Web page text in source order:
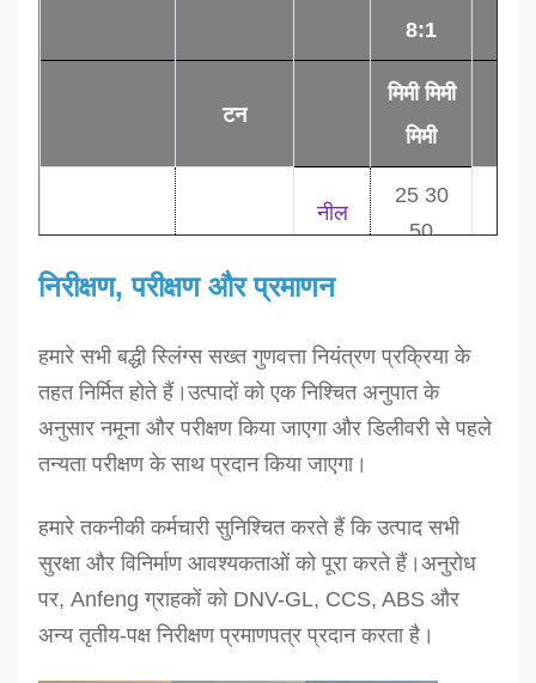
8:1
टन
मिमी मिमी
मिमी
एसईएस-2टी
2.0
नील
रंग का
पीला
25 30
50
75 90
90
एसईएस-4टी
एसईएस-5टी
एसईएस-6टी
4.0
5.0
6.0
धूसर
लाल
भूरा
100
125
150
150
१५०
निरीक्षण, परीक्षण और प्रमाणन
हमारे सभी बद्धी स्लिंग्स सख्त गुणवत्ता नियंत्रण प्रक्रिया के
तहत निर्मित होते हैं।उत्पादों को एक निश्चित अनुपात के
अनुसार नमूना और परीक्षण किया जाएगा और डिलीवरी से पहले
तन्यता परीक्षण के साथ प्रदान किया जाएगा।
हमारे तकनीकी कर्मचारी सुनिश्चित करते हैं कि उत्पाद सभी
सुरक्षा और विनिर्माण आवश्यकताओं को पूरा करते हैं।अनुरोध
पर, Anfeng ग्राहकों को DNV-GL, CCS, ABS और
अन्य तृतीय-पक्ष निरीक्षण प्रमाणपत्र प्रदान करता है।